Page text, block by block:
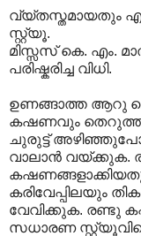
വ്യ്തസ്തമായതും
സ്റ്റ്യൂ.
മിസ്സസ് കെ. എം.
പരിഷ്കരിച്ച വിധി.
ഉണങ്ങാത്ത ആറു
കഷണവും തെറുത്ത്
ചുരുട്ട്
വാലാന്‍ വയ്ക്കുക.
കരിവേപ്പിലയും
വേവിക്കുക. രണ്ടു
സധാരണ